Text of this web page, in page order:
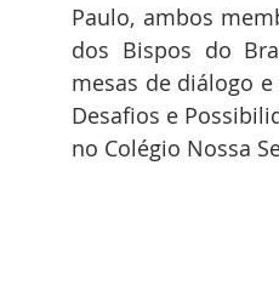
Paulo, ambos
dos Bispos do
mesas de diálogo
Desafios e
no Colégio Nossa